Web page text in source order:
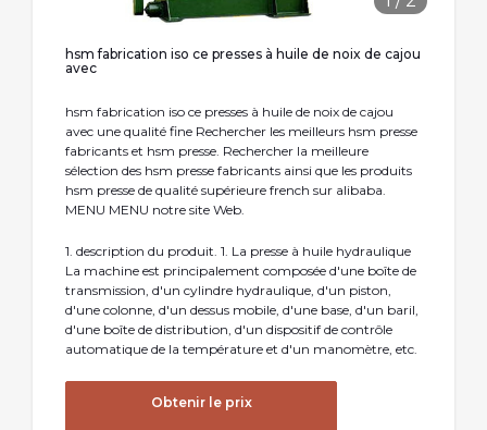
hsm fabrication iso ce presses à huile de noix de cajou
avec
hsm fabrication iso ce presses à huile de noix de cajou
avec une qualité fine Rechercher les meilleurs hsm presse
fabricants et hsm presse. Rechercher la meilleure
sélection des hsm presse fabricants ainsi que les produits
hsm presse de qualité supérieure french sur alibaba.
MENU MENU notre site Web.
1. description du produit. 1. La presse à huile hydraulique
La machine est principalement composée d'une boîte de
transmission, d'un cylindre hydraulique, d'un piston,
d'une colonne, d'un dessus mobile, d'une base, d'un baril,
d'une boîte de distribution, d'un dispositif de contrôle
automatique de la température et d'un manomètre, etc.
Obtenir le prix